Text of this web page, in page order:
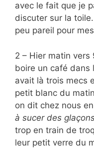
avec le fait que je
discuter sur la toile.
peu pareil pour
2 – Hier matin
boire un café dans
avait là trois mecs
petit blanc du
on dit chez nous
à sucer des
trop en train de
leur petit verre du